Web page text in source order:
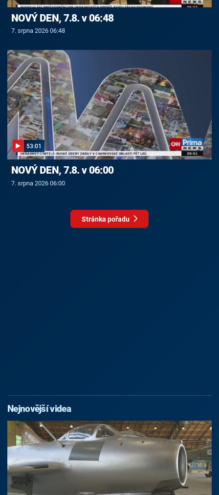
NOVÝ DEN, 7.8. v 06:48
7. srpna 2026 06:48
53:01
NOVÝ DEN, 7.8. v 06:00
7. srpna 2026 06:00
Stránka pořadu
Nejnovější videa